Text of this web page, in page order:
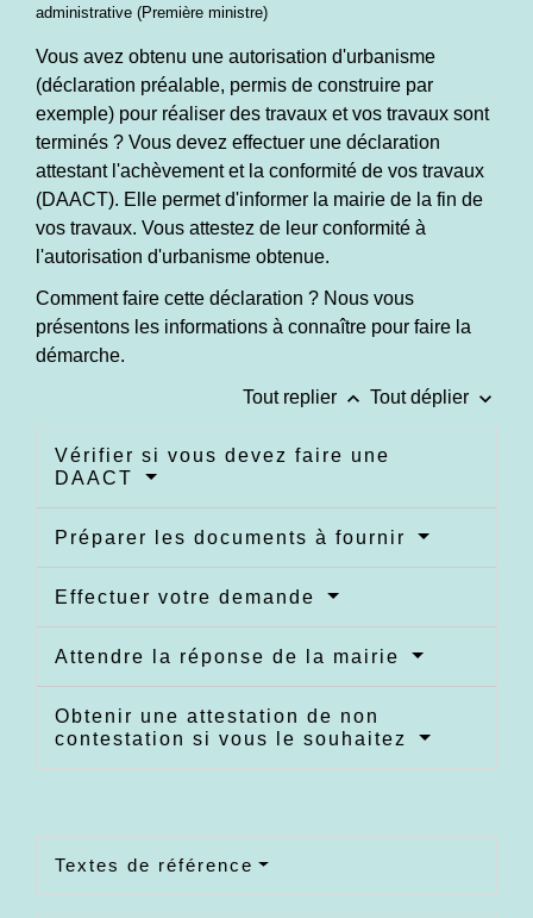
administrative (Première ministre)
Vous avez obtenu une autorisation d'urbanisme
(déclaration préalable, permis de construire par
exemple) pour réaliser des travaux et vos travaux sont
terminés ? Vous devez effectuer une déclaration
attestant l'achèvement et la conformité de vos travaux
(DAACT). Elle permet d'informer la mairie de la fin de
vos travaux. Vous attestez de leur conformité à
l'autorisation d'urbanisme obtenue.
Comment faire cette déclaration ? Nous vous
présentons les informations à connaître pour faire la
démarche.
Tout replier keyboard_arrow_up Tout déplier keyboard_arrow_down
Vérifier si vous devez faire une
DAACT
Préparer les documents à fournir
Effectuer votre demande
Attendre la réponse de la mairie
Obtenir une attestation de non
contestation si vous le souhaitez
Textes de référence